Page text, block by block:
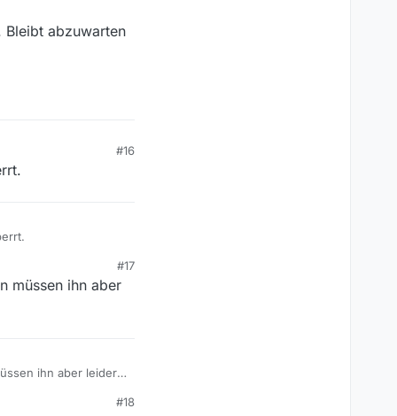
abzuwarten
#16
#17
müssen ihn aber
ihn aber leider,
#18